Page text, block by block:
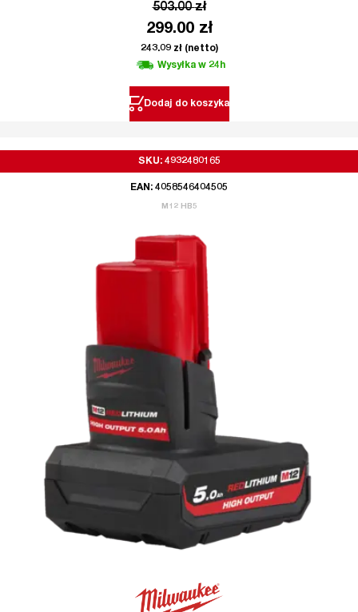
503.00zł
299.00 zł
243.09 zł(netto)
Wysyłka w 24h
Dodaj do koszyka
SKU: 4932480165
EAN: 4058546404505
M12 HB5